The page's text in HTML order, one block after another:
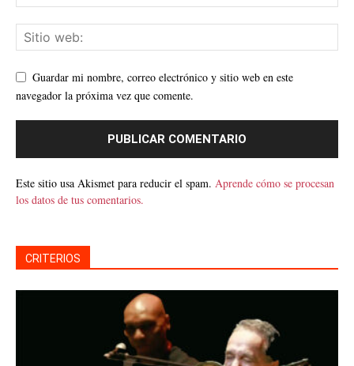
Guardar mi nombre, correo electrónico y sitio web en este
navegador la próxima vez que comente.
Este sitio usa Akismet para reducir el spam. Aprende cómo se procesan
los datos de tus comentarios.
CRITERIOS